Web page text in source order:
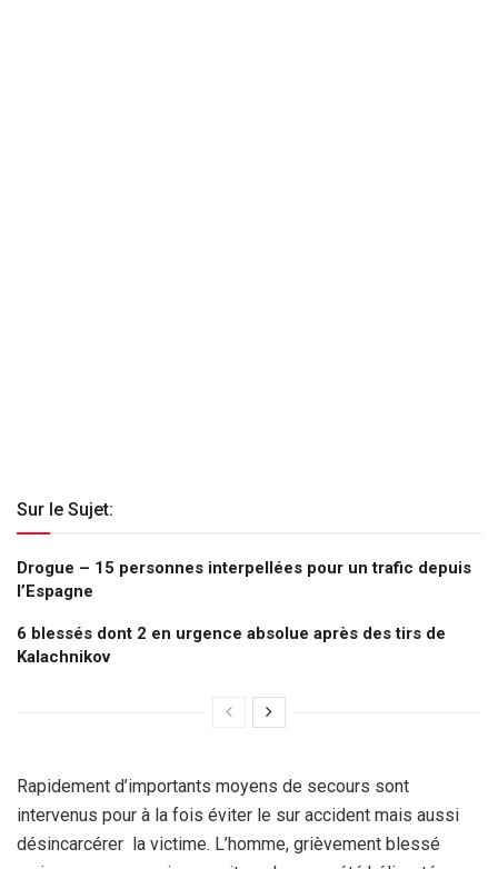
Sur le Sujet:
Drogue – 15 personnes interpellées pour un trafic depuis
l’Espagne
6 blessés dont 2 en urgence absolue après des tirs de
Kalachnikov
Rapidement d’importants moyens de secours sont
intervenus pour à la fois éviter le sur accident mais aussi
désincarcérer la victime. L’homme, grièvement blessé